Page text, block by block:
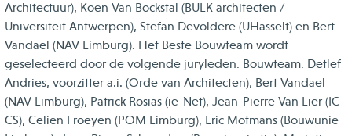
Architectuur), Koen Van Bockstal (BULK architecten /
Universiteit Antwerpen), Stefan Devoldere (UHasselt) en Bert
Vandael (NAV Limburg). Het Beste Bouwteam wordt
geselecteerd door de volgende juryleden: Bouwteam: Detlef
Andries, voorzitter a.i. (Orde van Architecten), Bert Vandael
(NAV Limburg), Patrick Rosias (ie-Net), Jean-Pierre Van Lier (IC-
CS), Celien Froeyen (POM Limburg), Eric Motmans (Bouwunie